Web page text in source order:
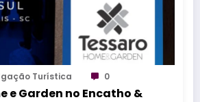
Turística 0
e Garden no Encatho &